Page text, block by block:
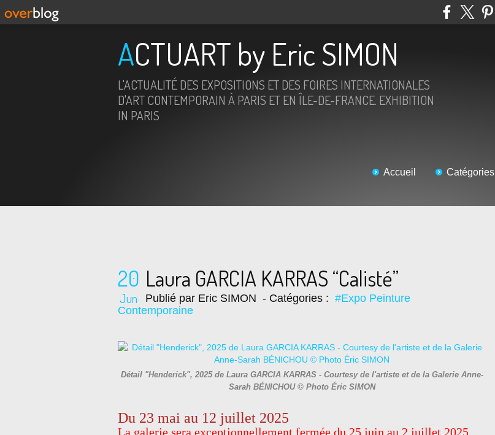
ACTUART by Eric SIMON
L'ACTUALITÉ DES EXPOSITIONS ET DES FOIRES INTERNATIONALES
D'ART CONTEMPORAIN À PARIS ET EN ÎLE-DE-FRANCE. EXHIBITION
IN PARIS
Accueil Catégories
20
Jun
Laura GARCIA KARRAS “Calisté”
Publié par Eric SIMON - Catégories : #Expo Peinture
Contemporaine
Détail "Henderick", 2025 de Laura GARCIA KARRAS - Courtesy de l'artiste et de la Galerie Anne-
Sarah BÉNICHOU © Photo Éric SIMON
Du 23 mai au 12 juillet 2025
La galerie sera exceptionnellement fermée du 25 juin au 2 juillet 2025.